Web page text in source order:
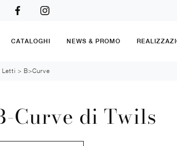
CATALOGHI NEWS & PROMO
Letti > B>Curve
Curve di Twils